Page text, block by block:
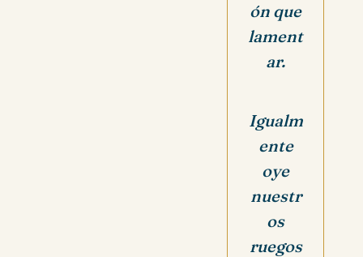
ón que
lament
ar.
Igualm
ente
oye
nuestr
os
ruegos